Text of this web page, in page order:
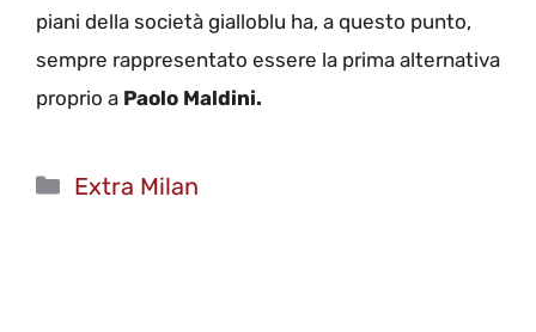
piani della società gialloblu ha, a questo punto,
sempre rappresentato essere la prima alternativa
proprio a Paolo Maldini.
Categorie
Extra Milan